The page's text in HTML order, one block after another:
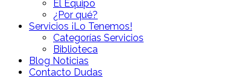
El Equipo
¿Por qué?
Servicios ¡Lo Tenemos!
Categorías Servicios
Biblioteca
Blog Noticias
Contacto Dudas